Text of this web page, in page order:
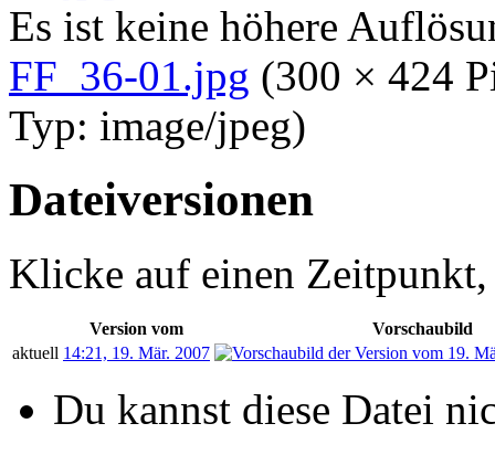
Es ist keine höhere
FF_36-01.jpg (300 × 424
Typ: image/jpeg)
Dateiversionen
Klicke auf einen Zeitpunkt,
Version vom
Vorschaubild
aktuell 14:21, 19. Mär. 2007
Du kannst diese Datei